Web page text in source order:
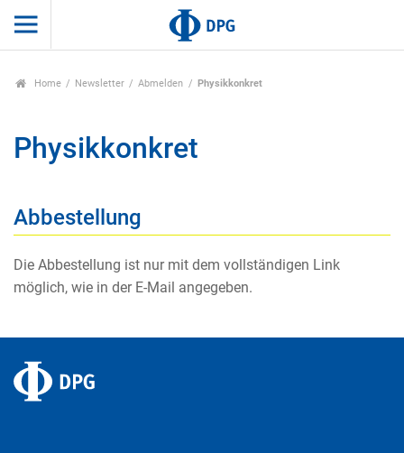
Home Newsletter Abmelden Physikkonkret
Physikkonkret
Abbestellung
Die Abbestellung ist nur mit dem vollständigen Link
möglich, wie in der E-Mail angegeben.